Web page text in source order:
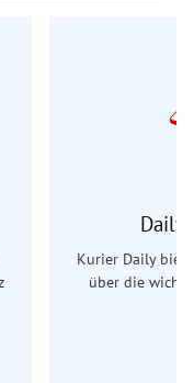
Daily
Kurier Daily
über die